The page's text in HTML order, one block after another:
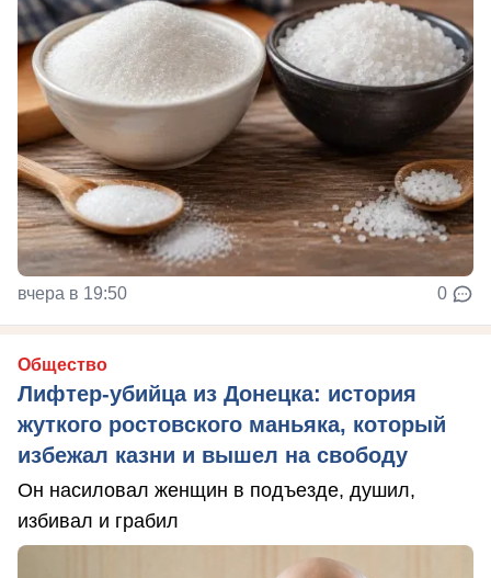
вчера в 19:50 0
Общество
Лифтер-убийца из Донецка: история
жуткого ростовского маньяка, который
избежал казни и вышел на свободу
Он насиловал женщин в подъезде, душил,
избивал и грабил